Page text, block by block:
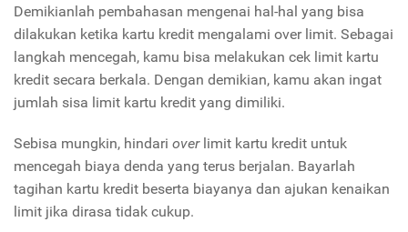
Demikianlah pembahasan mengenai hal-hal yang bisa
dilakukan ketika kartu kredit mengalami over limit. Sebagai
langkah mencegah, kamu bisa melakukan cek limit kartu
kredit secara berkala. Dengan demikian, kamu akan ingat
jumlah sisa limit kartu kredit yang dimiliki.
Sebisa mungkin, hindari overlimit kartu kredit untuk
mencegah biaya denda yang terus berjalan. Bayarlah
tagihan kartu kredit beserta biayanya dan ajukan kenaikan
limit jika dirasa tidak cukup.